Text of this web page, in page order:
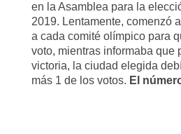
en la Asamblea para la
2019. Lentamente, comenzó
a cada comité olímpico para
voto, mientras informaba que
victoria, la ciudad elegida
más 1 de los votos. El